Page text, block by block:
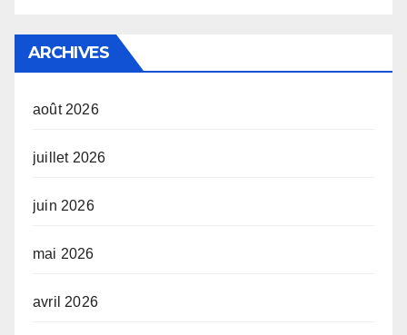
ARCHIVES
août 2026
juillet 2026
juin 2026
mai 2026
avril 2026